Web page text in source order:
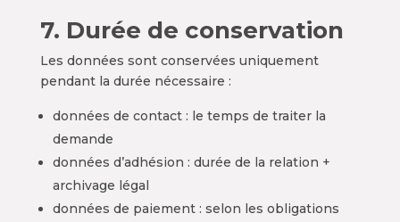
7. Durée de conservation
Les données sont conservées uniquement
pendant la durée nécessaire :
données de contact : le temps de traiter la
demande
données d’adhésion : durée de la relation +
archivage légal
données de paiement : selon les obligations